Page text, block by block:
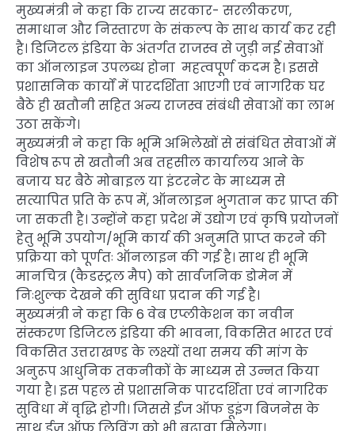
मुख्यमंत्री ने कहा कि राज्य सरकार- सरलीकरण,
समाधान और निस्तारण के संकल्प के साथ कार्य कर रही
है। डिजिटल इंडिया के अंतर्गत राजस्व से जुड़ी नई सेवाओं
का ऑनलाइन उपलब्ध होना महत्वपूर्ण कदम है। इससे
प्रशासनिक कार्यों में पारदर्शिता आएगी एवं नागरिक घर
बैठे ही खतौनी सहित अन्य राजस्व संबंधी सेवाओं का लाभ
उठा सकेंगे।
मुख्यमंत्री ने कहा कि भूमि अभिलेखों से संबंधित सेवाओं में
विशेष रूप से खतौनी अब तहसील कार्यालय आने के
बजाय घर बैठे मोबाइल या इंटरनेट के माध्यम से
सत्यापित प्रति के रूप में, ऑनलाइन भुगतान कर प्राप्त की
जा सकती है। उन्होंने कहा प्रदेश में उद्योग एवं कृषि प्रयोजनों
हेतु भूमि उपयोग/भूमि कार्य की अनुमति प्राप्त करने की
प्रक्रिया को पूर्णतः ऑनलाइन की गई है। साथ ही भूमि
मानचित्र (कैडस्ट्रल मैप) को सार्वजनिक डोमेन में
निःशुल्क देखने की सुविधा प्रदान की गई है।
मुख्यमंत्री ने कहा कि 6 वेब एप्लीकेशन का नवीन
संस्करण डिजिटल इंडिया की भावना, विकसित भारत एवं
विकसित उत्तराखण्ड के लक्ष्यों तथा समय की मांग के
अनुरूप आधुनिक तकनीकों के माध्यम से उन्नत किया
गया है। इस पहल से प्रशासनिक पारदर्शिता एवं नागरिक
सुविधा में वृद्धि होगी। जिससे ईज ऑफ डूइंग बिजनेस के